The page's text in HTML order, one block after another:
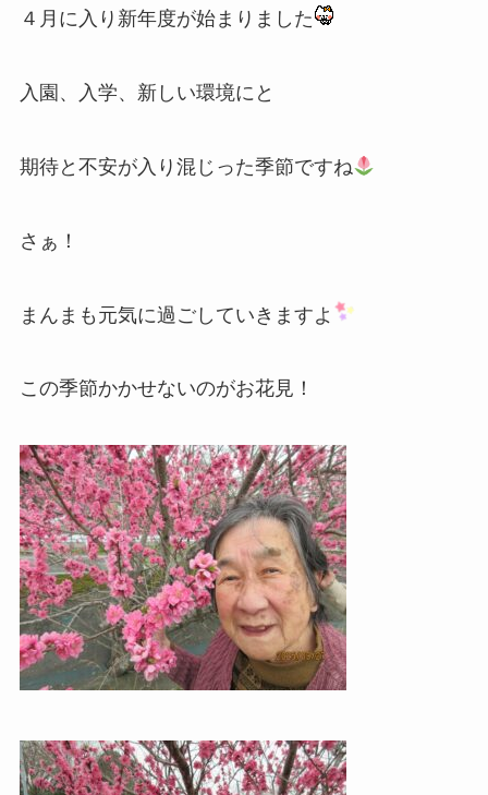
４月に入り新年度が始まりました
入園、入学、新しい環境にと
期待と不安が入り混じった季節ですね
さぁ！
まんまも元気に過ごしていきますよ
この季節かかせないのがお花見！